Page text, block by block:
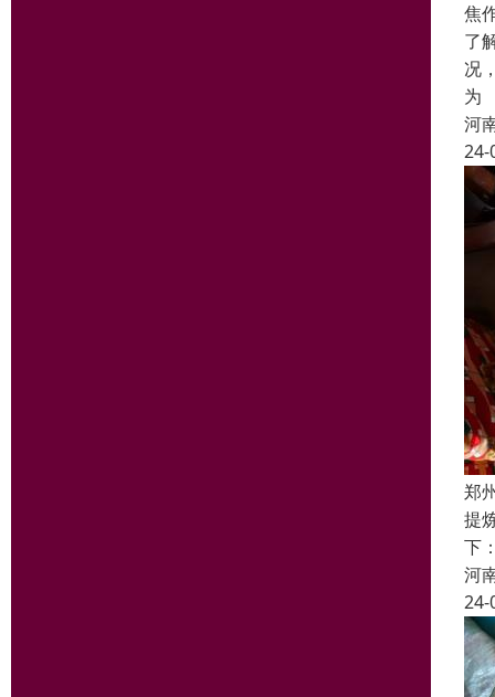
焦
了
况
为
河
24-
郑
提
下
河
24-